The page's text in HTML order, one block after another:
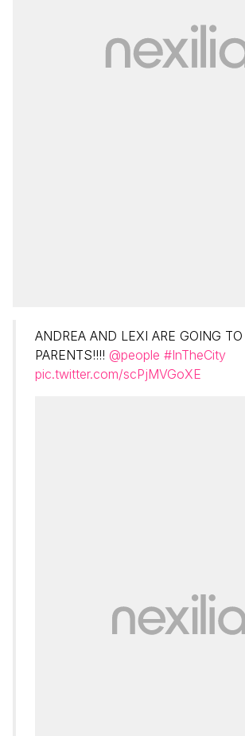
ANDREA AND LEXI ARE GOING
PARENTS!!!! @people #InTheCity
pic.twitter.com/scPjMVGoXE